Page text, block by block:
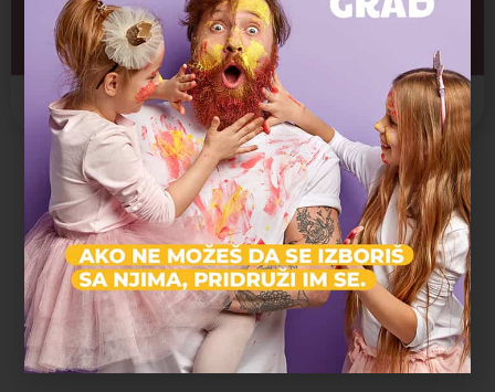
Manastir Lelić
Arhitektonska gradjevina, Spomenik kulture, Verski objekti
Valjevo